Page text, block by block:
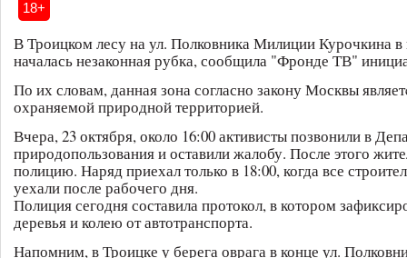
18+
В Троицком лесу на ул. Полковника Милиции Курочкина
началась незаконная рубка, сообщила "Фронде ТВ"
По их словам, данная зона согласно закону Москвы
охраняемой природной территорией.
Вчера, 23 октября, около 16:00 активисты позвонили в
природопользования и оставили жалобу. После этого
полицию. Наряд приехал только в 18:00, когда все
уехали после рабочего дня.
Полиция сегодня составила протокол, в котором
деревья и колею от автотранспорта.
Напомним, в Троицке у берега оврага в конце ул.